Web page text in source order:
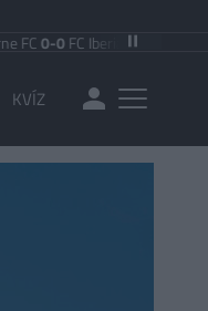
FC Iberia 1999| Shamrock
KVÍZ